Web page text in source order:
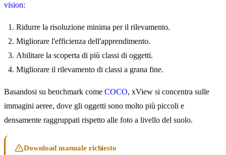
vision:
Ridurre la risoluzione minima per il rilevamento.
Migliorare l'efficienza dell'apprendimento.
Abilitare la scoperta di più classi di oggetti.
Migliorare il rilevamento di classi a grana fine.
Basandosi su benchmark come COCO, xView si concentra sulle
immagini aeree, dove gli oggetti sono molto più piccoli e
densamente raggruppati rispetto alle foto a livello del suolo.
Download manuale richiesto